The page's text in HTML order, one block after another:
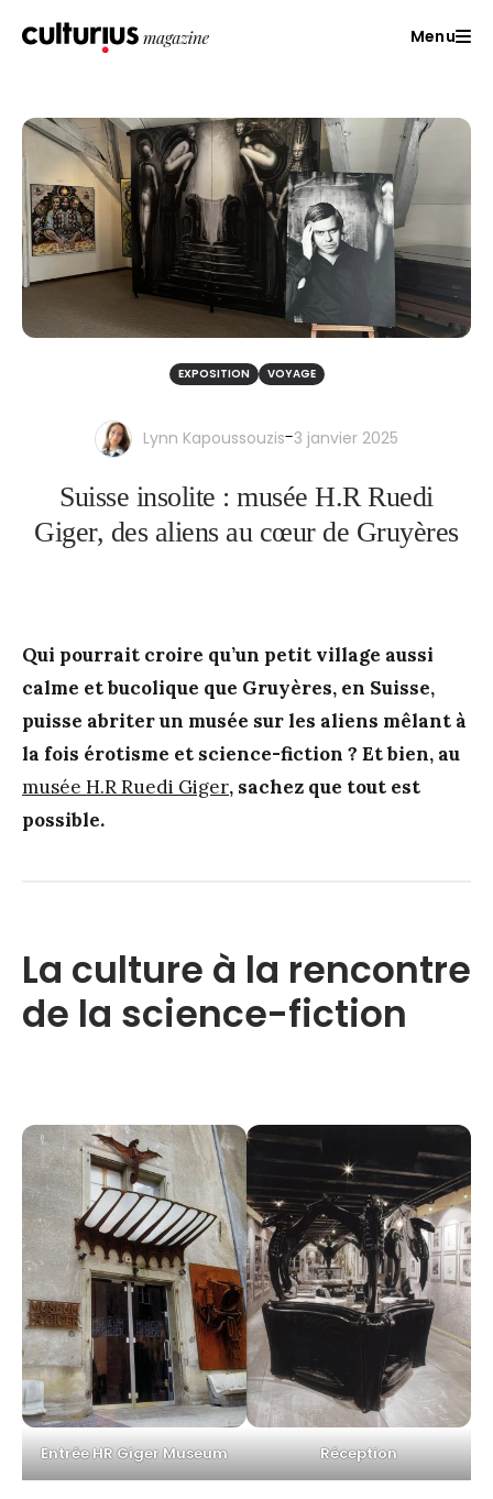
Menu
EXPOSITION VOYAGE
Lynn Kapoussouzis-3 janvier 2025
Suisse insolite : musée H.R Ruedi
Giger, des aliens au cœur de Gruyères
Qui pourrait croire qu’un petit village aussi
calme et bucolique que Gruyères, en Suisse,
puisse abriter un musée sur les aliens mêlant à
la fois érotisme et science-fiction ? Et bien, au
musée H.R Ruedi Giger, sachez que tout est
possible.
La culture à la rencontre
de la science-fiction
Entrée HR Giger Museum Réception